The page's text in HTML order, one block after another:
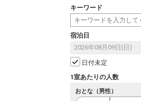
キーワード
宿泊日
日付未定
1室あたりの人数
おとな（男性）